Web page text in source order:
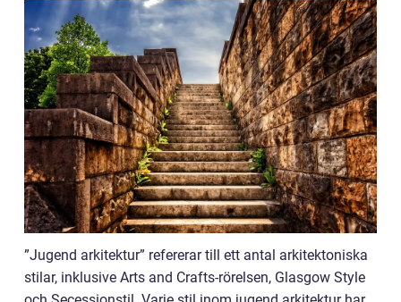
”Jugend arkitektur” refererar till ett antal arkitektoniska
stilar, inklusive Arts and Crafts-rörelsen, Glasgow Style